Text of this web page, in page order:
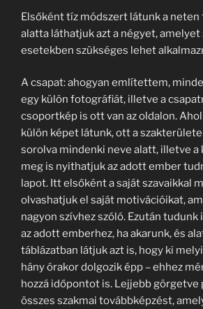
Elsőként tíz módszert látunk a neten
alatta láthatjuk azt a négyet, amelyet
esetekben szükséges lehet
A csapat: ahogyan említettem,
egy külön fotográfiát, illetve a
csoportkép is ott van az oldalon.
külön képet látunk, ott a
sorolva mindenki neve alatt, illetve
meg is nyithatjuk az adott ember
lapot. Itt elsőként a saját szavaikkal
olvashatjuk el saját motivációikat,
nagyon szívhez szóló. Ezután
az adott emberhez, ha akarunk, és
táblázatban látjuk azt is, hogy ki
hány órakor dolgozik épp – ehhez
hozzá időpontot is. Lejjebb görgetve
összes szakmai továbbképzést,